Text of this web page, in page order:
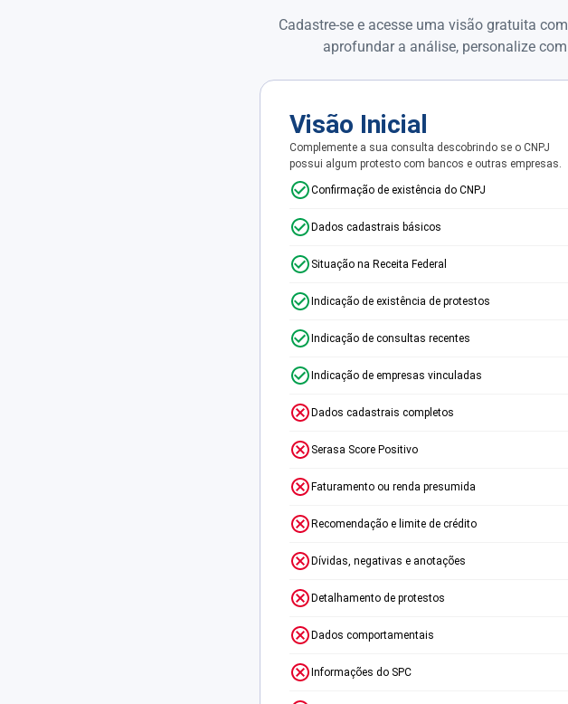
Cadastre-se e acesse uma visão gratuita
aprofundar a análise, personalize
Visão Inicial
Complemente a sua consulta descobrindo se o CNPJ
possui algum protesto com bancos e outras empresas.
Confirmação de existência do CNPJ
Dados cadastrais básicos
Situação na Receita Federal
Indicação de existência de protestos
Indicação de consultas recentes
Indicação de empresas vinculadas
Dados cadastrais completos
Serasa Score Positivo
Faturamento ou renda presumida
Recomendação e limite de crédito
Dívidas, negativas e anotações
Detalhamento de protestos
Dados comportamentais
Informações do SPC